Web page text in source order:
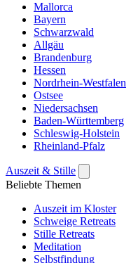
Mallorca
Bayern
Schwarzwald
Allgäu
Brandenburg
Hessen
Nordrhein-Westfalen
Ostsee
Niedersachsen
Baden-Württemberg
Schleswig-Holstein
Rheinland-Pfalz
Auszeit & Stille
Beliebte Themen
Auszeit im Kloster
Schweige Retreats
Stille Retreats
Meditation
Selbstfindung